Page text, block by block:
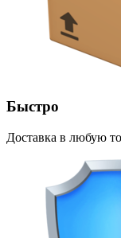
Быстро
Доставка в любую